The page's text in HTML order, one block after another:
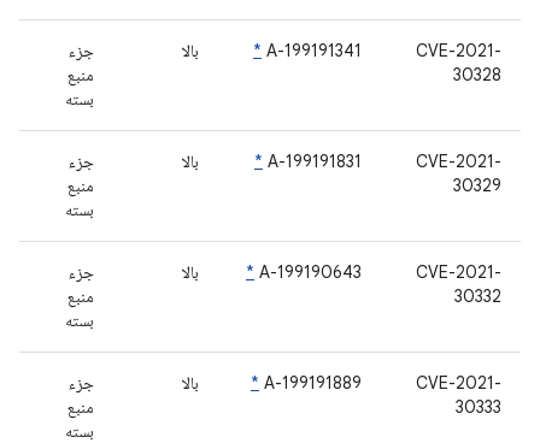
CVE-2021-
30328
A-199191341
* بالا
جزء
منبع
بسته
CVE-2021-
30329
A-199191831
* بالا
جزء
منبع
بسته
CVE-2021-
30332
A-199190643
* بالا
جزء
منبع
بسته
CVE-2021-
30333
A-199191889
* بالا
جزء
منبع
بسته